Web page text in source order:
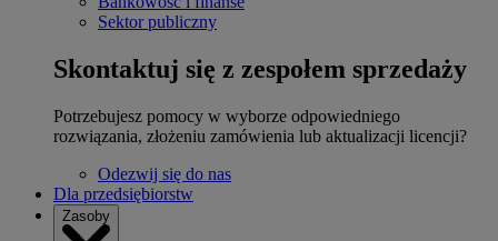
Sektor publiczny
Skontaktuj się z zespołem sprzedaży
Potrzebujesz pomocy w wyborze odpowiedniego
rozwiązania, złożeniu zamówienia lub aktualizacji licencji?
Odezwij się do nas
Dla przedsiębiorstw
Zasoby